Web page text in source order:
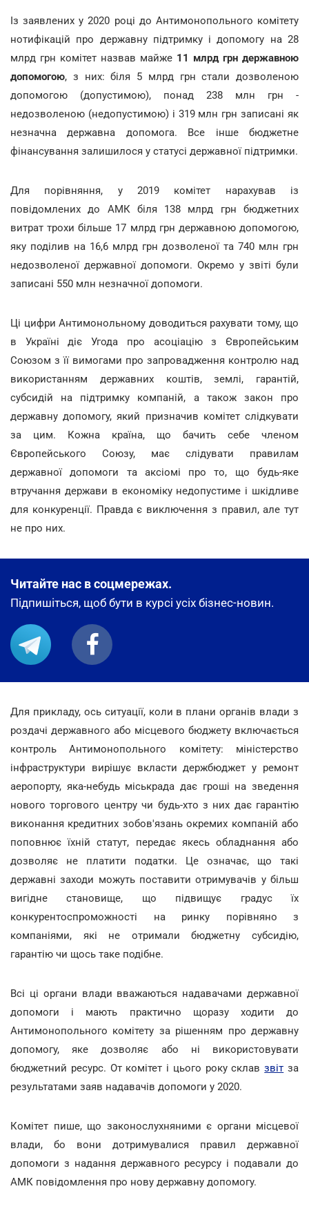
Із заявлених у 2020 році до Антимонопольного комітету
нотифікацій про державну підтримку і допомогу на 28
млрд грн комітет назвав майже 11 млрд грн державною
допомогою, з них: біля 5 млрд грн стали дозволеною
допомогою (допустимою), понад 238 млн грн -
недозволеною (недопустимою) і 319 млн грн записані як
незначна державна допомога. Все інше бюджетне
фінансування залишилося у статусі державної підтримки.
Для порівняння, у 2019 комітет нарахував із
повідомлених до АМК біля 138 млрд грн бюджетних
витрат трохи більше 17 млрд грн державною допомогою,
яку поділив на 16,6 млрд грн дозволеної та 740 млн грн
недозволеної державної допомоги. Окремо у звіті були
записані 550 млн незначної допомоги.
Ці цифри Антимонольному доводиться рахувати тому, що
в Україні діє Угода про асоціацію з Європейським
Союзом з її вимогами про запровадження контролю над
використанням державних коштів, землі, гарантій,
субсидій на підтримку компаній, а також закон про
державну допомогу, який призначив комітет слідкувати
за цим. Кожна країна, що бачить себе членом
Європейського Союзу, має слідувати правилам
державної допомоги та аксіомі про то, що будь-яке
втручання держави в економіку недопустиме і шкідливе
для конкуренції. Правда є виключення з правил, але тут
не про них.
Читайте нас в соцмережах.
Підпишіться, щоб бути в курсі усіх бізнес-новин.
Для прикладу, ось ситуації, коли в плани органів влади з
роздачі державного або місцевого бюджету включається
контроль Антимонопольного комітету: міністерство
інфраструктури вирішує вкласти держбюджет у ремонт
аеропорту, яка-небудь міськрада дає гроші на зведення
нового торгового центру чи будь-хто з них дає гарантію
виконання кредитних зобов'язань окремих компаній або
поповнює їхній статут, передає якесь обладнання або
дозволяє не платити податки. Це означає, що такі
державні заходи можуть поставити отримувачів у більш
вигідне становище, що підвищує градус їх
конкурентоспроможності на ринку порівняно з
компаніями, які не отримали бюджетну субсидію,
гарантію чи щось таке подібне.
Всі ці органи влади вважаються надавачами державної
допомоги і мають практично щоразу ходити до
Антимонопольного комітету за рішенням про державну
допомогу, яке дозволяє або ні використовувати
бюджетний ресурс. От комітет і цього року склавзвіт за
результатами заяв надавачів допомоги у 2020.
Комітет пише, що законослухняними є органи місцевої
влади, бо вони дотримувалися правил державної
допомоги з надання державного ресурсу і подавали до
АМК повідомлення про нову державну допомогу.